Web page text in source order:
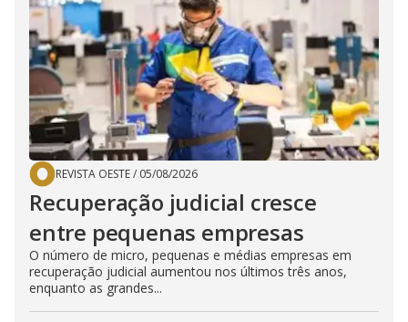
REVISTA OESTE/ 05/08/2026
Recuperação judicial cresce
entre pequenas empresas
O número de micro, pequenas e médias empresas em
recuperação judicial aumentou nos últimos três anos,
enquanto as grandes...